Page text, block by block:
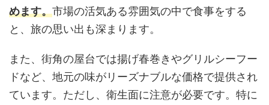
めます。市場の活気ある雰囲気の中で食事をする
と、旅の思い出も深まります。
また、街角の屋台では揚げ春巻きやグリルシーフー
ドなど、地元の味がリーズナブルな価格で提供され
ています。ただし、衛生面に注意が必要です。特に